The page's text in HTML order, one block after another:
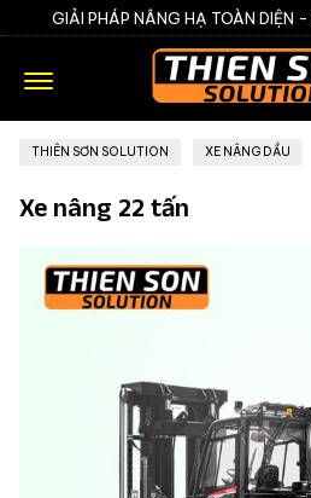
GIẢI PHÁP NÂNG HẠ TOÀN DIỆN -
THIÊN SƠN SOLUTION XE NÂNG DẦU
Xe nâng 22 tấn